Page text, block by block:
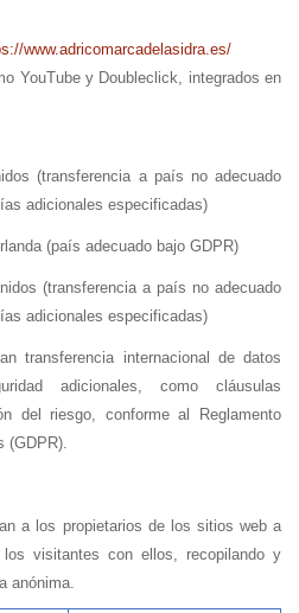
www.adricomarcadelasidra.es/
YouTube y Doubleclick, integrados en
(transferencia a país no adecuado
adicionales especificadas)
(país adecuado bajo GDPR)
(transferencia a país no adecuado
adicionales especificadas)
transferencia internacional de datos
adicionales, como cláusulas
del riesgo, conforme al Reglamento
(GDPR).
a los propietarios de los sitios web a
los visitantes con ellos, recopilando y
anónima.